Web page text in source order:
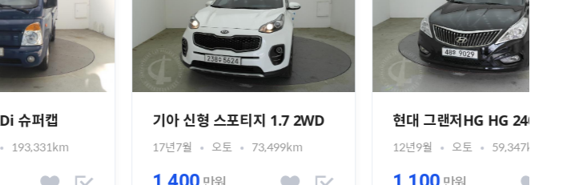
기아 신형 스포티지 1.7 2WD
오토 73,499km
현대 그랜저HG HG 240
오토 59,347km